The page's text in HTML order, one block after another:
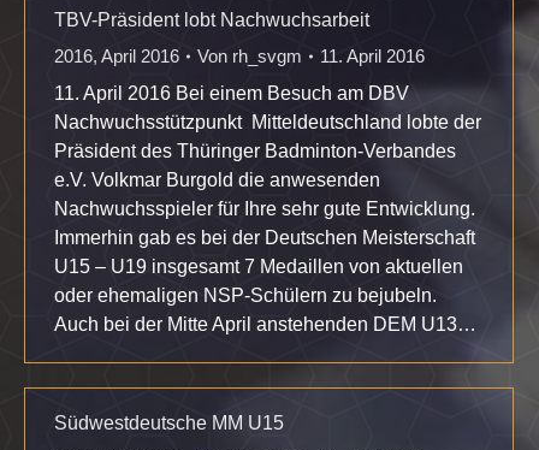
TBV-Präsident lobt Nachwuchsarbeit
2016, April 2016 Von rh_svgm
11. April 2016
11. April 2016 Bei einem Besuch am DBV
Nachwuchsstützpunkt Mitteldeutschland lobte der
Präsident des Thüringer Badminton-Verbandes
e.V. Volkmar Burgold die anwesenden
Nachwuchsspieler für Ihre sehr gute Entwicklung.
Immerhin gab es bei der Deutschen Meisterschaft
U15 – U19 insgesamt 7 Medaillen von aktuellen
oder ehemaligen NSP-Schülern zu bejubeln.
Auch bei der Mitte April anstehenden DEM U13…
Südwestdeutsche MM U15